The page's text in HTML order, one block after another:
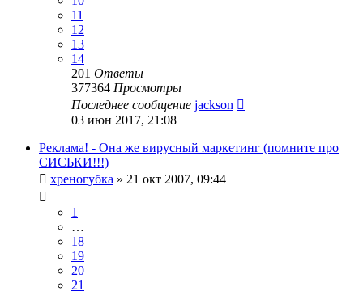
11
12
13
14
201 Ответы
377364 Просмотры
Последнее сообщение jackson
03 июн 2017, 21:08
Реклама! - Она же вирусный маркетинг (помните про
СИСЬКИ!!!)
хреногубка » 21 окт 2007, 09:44
1
…
18
19
20
21